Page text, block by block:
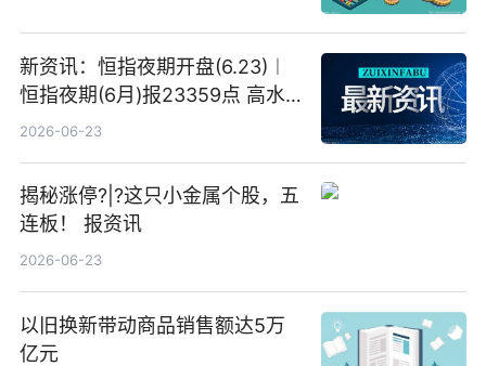
新资讯：恒指夜期开盘(6.23)︱
恒指夜期(6月)报23359点 高水
23点
2026-06-23
揭秘涨停?|?这只小金属个股，五
连板！ 报资讯
2026-06-23
以旧换新带动商品销售额达5万
亿元